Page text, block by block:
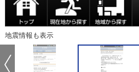
地震情報も表示